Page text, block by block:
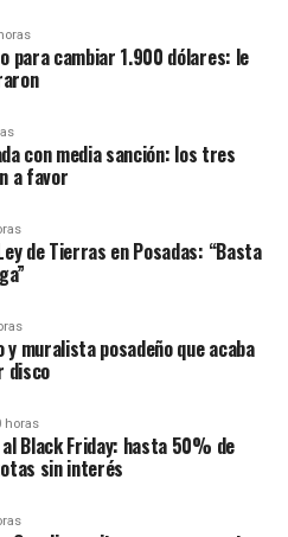
figuran un incendio de cabañas
fines de la semana pasada y otro
baleada en a fines de marzo.
por el personal de la
el momento no se conocieron
para cambiar 1.900 dólares: le
con media sanción: los tres
a favor
de Tierras en Posadas: “Basta
muralista posadeño que acaba
disco
horas
Black Friday: hasta 50% de
sin interés